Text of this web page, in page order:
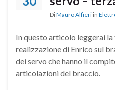
DiMauro Alfieri in
In questo articolo leggerai
realizzazione di Enrico sul
dei servo che hanno il
articolazioni del braccio.